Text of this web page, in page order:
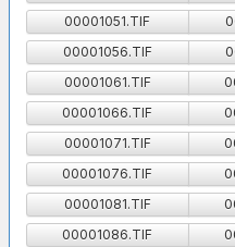
00001051.TIF
00001056.TIF
00001061.TIF
00001066.TIF
00001071.TIF
00001076.TIF
00001081.TIF
00001086.TIF